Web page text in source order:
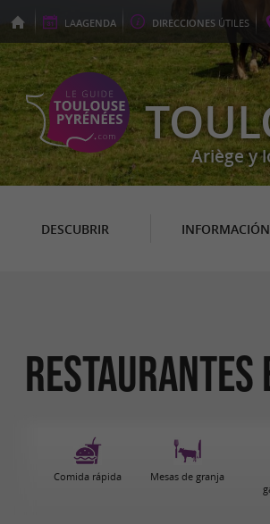
LAAGENDA DIRECCIONES ÚTILES
Ariège y
DESCUBRIR INFORMACIÓN
Restaurantes
Comida rápida Mesas de granja